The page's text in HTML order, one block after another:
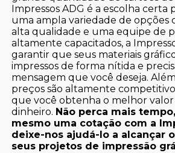
Impressos ADG é a escolha certa
uma ampla variedade de opções
alta qualidade e uma equipe de
altamente capacitados, a
garantir que seus materiais
impressos de forma nítida e
mensagem que você deseja. Além
preços são altamente
que você obtenha o melhor valor
dinheiro. Não perca mais
mesmo uma cotação com a
deixe-nos ajudá-lo a alcançar
seus projetos de impressão